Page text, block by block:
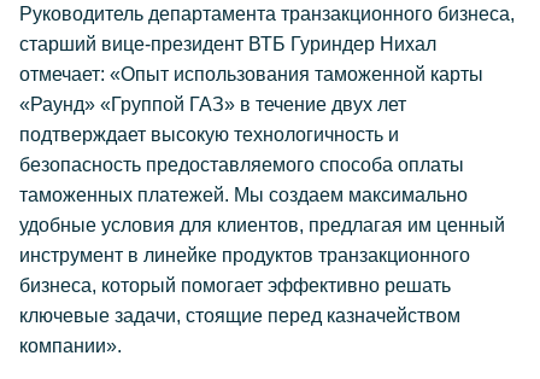
Руководитель департамента транзакционного бизнеса,
старший вице-президент ВТБ Гуриндер Нихал
отмечает: «Опыт использования таможенной карты
«Раунд» «Группой ГАЗ» в течение двух лет
подтверждает высокую технологичность и
безопасность предоставляемого способа оплаты
таможенных платежей. Мы создаем максимально
удобные условия для клиентов, предлагая им ценный
инструмент в линейке продуктов транзакционного
бизнеса, который помогает эффективно решать
ключевые задачи, стоящие перед казначейством
компании».